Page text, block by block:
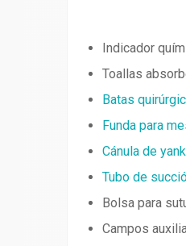
Indicador
Toallas
Batas
Funda para
Cánula de
Tubo de
Bolsa para
Campos